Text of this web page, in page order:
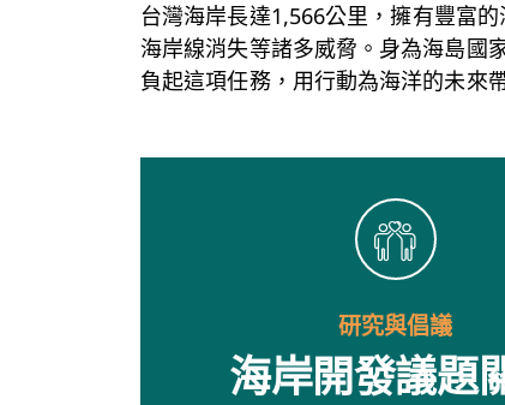
台灣海岸長達1,566公里，擁有豐富
海岸線消失等諸多威脅。身為海島國
負起這項任務，用行動為海洋的未來
研究與倡議
海岸開發議題